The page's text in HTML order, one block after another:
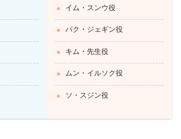
イム・スンウ役
パク・ジェギン役
キム・先生役
ムン・イルソク役
ソ・スジン役